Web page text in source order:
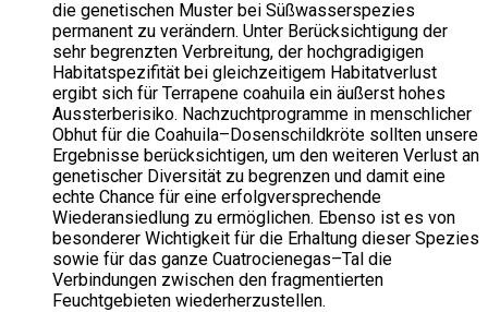
die genetischen Muster bei Süßwasserspezies
permanent zu verändern. Unter Berücksichtigung der
sehr begrenzten Verbreitung, der hochgradigigen
Habitatspezifität bei gleichzeitigem Habitatverlust
ergibt sich für Terrapene coahuila ein äußerst hohes
Aussterberisiko. Nachzuchtprogramme in menschlicher
Obhut für die Coahuila–Dosenschildkröte sollten unsere
Ergebnisse berücksichtigen, um den weiteren Verlust an
genetischer Diversität zu begrenzen und damit eine
echte Chance für eine erfolgversprechende
Wiederansiedlung zu ermöglichen. Ebenso ist es von
besonderer Wichtigkeit für die Erhaltung dieser Spezies
sowie für das ganze Cuatrocienegas–Tal die
Verbindungen zwischen den fragmentierten
Feuchtgebieten wiederherzustellen.